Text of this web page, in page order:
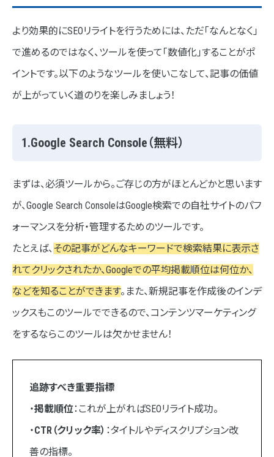
より効果的にSEOリライトを行うためには、ただ「なんとなく」
で進めるのではなく、ツールを使って「数値化」することがポ
イントです。以下のようなツールを使いこなして、記事の価値
が上がっていく道のりを楽しみましょう！
1.Google Search Console（無料）
まずは、必須ツールから。ご存じの方がほとんどかと思います
が、Google Search ConsoleはGoogle検索での自社サイトのパフ
ォーマンスを分析・管理するためのツールです。
たとえば、 その記事がどんなキーワードで検索結果に表示さ
れてクリックされたか、Googleでの平均掲載順位は何位か、
などを知ることができます。また、新規記事を作成後のインデ
ックスもこのツールでできるので、コンテンツマーケティング
をするならこのツールは欠かせません！
追跡すべき重要指標
・掲載順位：これが上がればSEOリライト成功。
・CTR（クリック率） ：タイトルやディスクリプション改
善の指標。